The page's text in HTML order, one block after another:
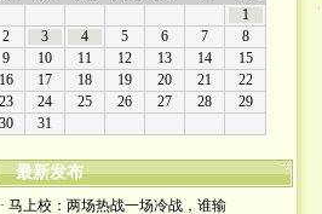
最新发布
· 马上校：两场热战一场冷战，谁输